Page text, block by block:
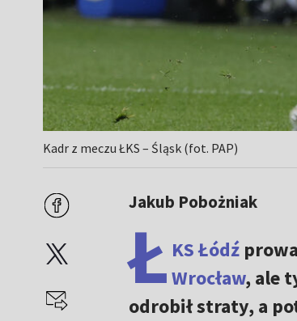
Kadr z meczu ŁKS – Śląsk (fot. PAP)
Jakub Pobożniak
Ł KS Łódź
Wrocław, ale
odrobił straty, a